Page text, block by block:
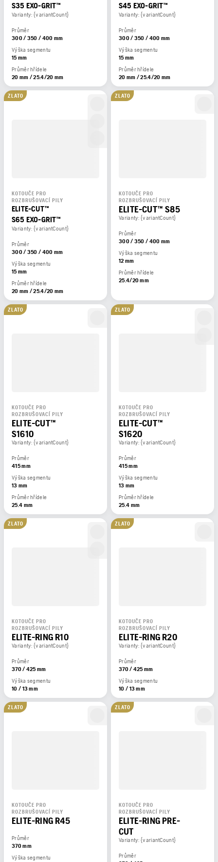
S35 EXO-GRIT™
Varianty: {variantCount}
Průměr
300 / 350 / 400 mm
Výška segmentu
15 mm
Průměr hřídele
20 mm / 25.4/20 mm
S45 EXO-GRIT™
Varianty: {variantCount}
Průměr
300 / 350 / 400 mm
Výška segmentu
15 mm
Průměr hřídele
20 mm / 25.4/20 mm
ZLATO
KOTOUČE PRO
ROZBRUŠOVACÍ PILY
ELITE-CUT™
S65 EXO-GRIT™
Varianty: {variantCount}
Průměr
300 / 350 / 400 mm
Výška segmentu
15 mm
Průměr hřídele
20 mm / 25.4/20 mm
ZLATO
KOTOUČE PRO
ROZBRUŠOVACÍ PILY
ELITE-CUT™ S85
Varianty: {variantCount}
Průměr
300 / 350 / 400 mm
Výška segmentu
12 mm
Průměr hřídele
25.4/20 mm
ZLATO
KOTOUČE PRO
ROZBRUŠOVACÍ PILY
ELITE-CUT™
S1610
Varianty: {variantCount}
Průměr
415 mm
Výška segmentu
13 mm
Průměr hřídele
25.4 mm
ZLATO
KOTOUČE PRO
ROZBRUŠOVACÍ PILY
ELITE-CUT™
S1620
Varianty: {variantCount}
Průměr
415 mm
Výška segmentu
13 mm
Průměr hřídele
25.4 mm
ZLATO
KOTOUČE PRO
ROZBRUŠOVACÍ PILY
ELITE-RING R10
Varianty: {variantCount}
Průměr
370 / 425 mm
Výška segmentu
10 / 13 mm
ZLATO
KOTOUČE PRO
ROZBRUŠOVACÍ PILY
ELITE-RING R20
Varianty: {variantCount}
Průměr
370 / 425 mm
Výška segmentu
10 / 13 mm
ZLATO
KOTOUČE PRO
ROZBRUŠOVACÍ PILY
ELITE-RING R45
Průměr
370 mm
Výška segmentu
ZLATO
KOTOUČE PRO
ROZBRUŠOVACÍ PILY
ELITE-RING PRE-
CUT
Varianty: {variantCount}
Průměr